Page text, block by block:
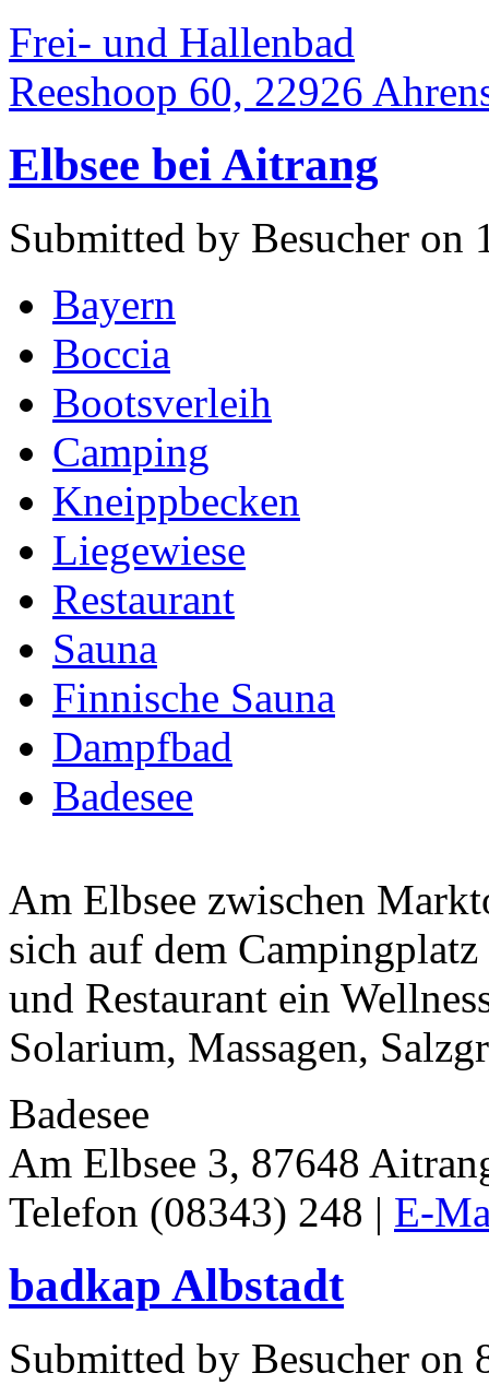
Frei- und Hallenbad
Reeshoop 60, 22926
Elbsee bei Aitrang
Submitted by Besucher on
Bayern
Boccia
Bootsverleih
Camping
Kneippbecken
Liegewiese
Restaurant
Sauna
Finnische Sauna
Dampfbad
Badesee
Am Elbsee zwischen
sich auf dem
und Restaurant ein
Solarium, Massagen,
Badesee
Am Elbsee 3, 87648
Telefon (08343) 248 | E-
badkap Albstadt
Submitted by Besucher on